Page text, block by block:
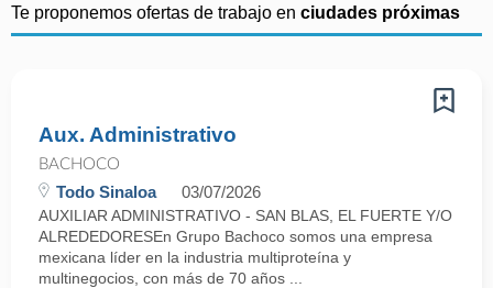
Te proponemos ofertas de trabajo en ciudades próximas
Aux. Administrativo
BACHOCO
Todo Sinaloa 03/07/2026
AUXILIAR ADMINISTRATIVO - SAN BLAS, EL FUERTE Y/O
ALREDEDORESEn Grupo Bachoco somos una empresa
mexicana líder en la industria multiproteína y
multinegocios, con más de 70 años ...